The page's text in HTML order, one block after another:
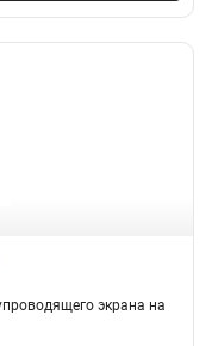
экрана на